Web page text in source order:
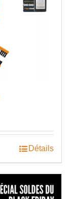
Détails